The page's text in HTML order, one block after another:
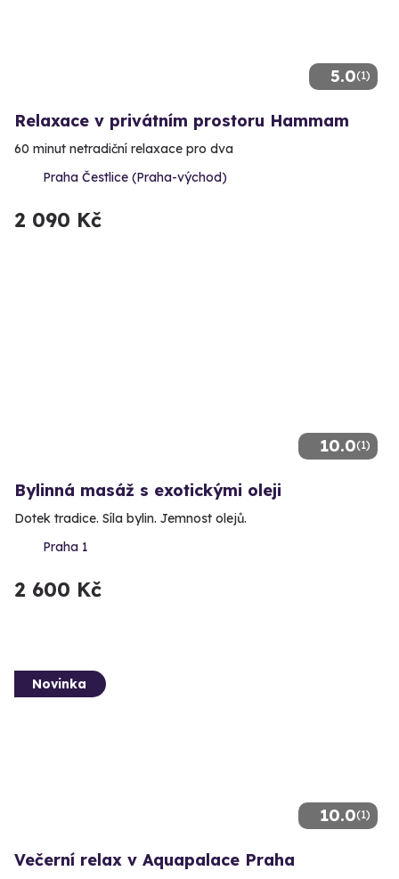
5.0(1)
Relaxace v privátním prostoru Hammam
60 minut netradiční relaxace pro dva
Praha Čestlice (Praha-východ)
2 090 Kč
10.0(1)
Bylinná masáž s exotickými oleji
Dotek tradice. Síla bylin. Jemnost olejů.
Praha 1
2 600 Kč
10.0(1)
Novinka
Večerní relax v Aquapalace Praha